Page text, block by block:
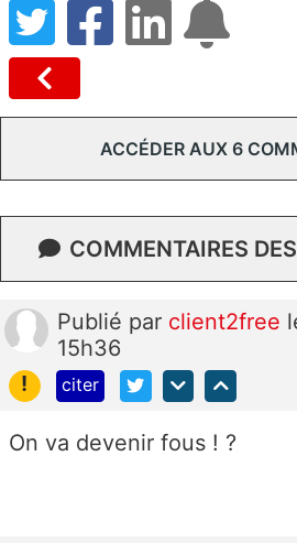
ACCÉDER AUX 6
COMMENTAIRES
Publié par client2free
15h36
!
citer
On va devenir fous ! ?